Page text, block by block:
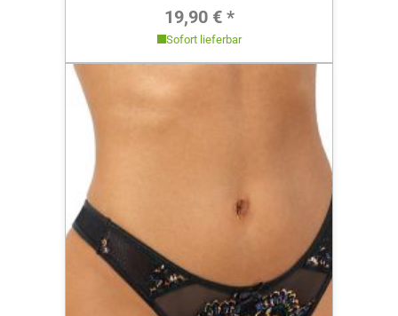
Regulärer Preis:
19,90 € *
Sofort lieferbar